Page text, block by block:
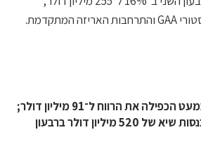
בהובלת המעבר לטרנזיסטורי GAA והתרחבות האריזה המתקדמת.
טאואר כמעט הכפילה את הרווח ל־91 מיליון דולר;
צופה הכנסות שיא של 520 מיליון דולר ברבעון